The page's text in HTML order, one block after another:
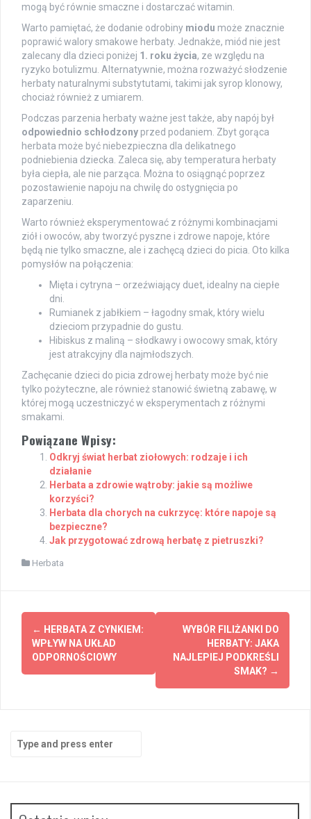
mogą być równie smaczne i dostarczać witamin.
Warto pamiętać, że dodanie odrobiny miodu może znacznie
poprawić walory smakowe herbaty. Jednakże, miód nie jest
zalecany dla dzieci poniżej 1. roku życia, ze względu na
ryzyko botulizmu. Alternatywnie, można rozważyć słodzenie
herbaty naturalnymi substytutami, takimi jak syrop klonowy,
chociaż również z umiarem.
Podczas parzenia herbaty ważne jest także, aby napój był
odpowiednio schłodzony przed podaniem. Zbyt gorąca
herbata może być niebezpieczna dla delikatnego
podniebienia dziecka. Zaleca się, aby temperatura herbaty
była ciepła, ale nie parząca. Można to osiągnąć poprzez
pozostawienie napoju na chwilę do ostygnięcia po
zaparzeniu.
Warto również eksperymentować z różnymi kombinacjami
ziół i owoców, aby tworzyć pyszne i zdrowe napoje, które
będą nie tylko smaczne, ale i zachęcą dzieci do picia. Oto kilka
pomysłów na połączenia:
Mięta i cytryna – orzeźwiający duet, idealny na ciepłe
dni.
Rumianek z jabłkiem – łagodny smak, który wielu
dzieciom przypadnie do gustu.
Hibiskus z maliną – słodkawy i owocowy smak, który
jest atrakcyjny dla najmłodszych.
Zachęcanie dzieci do picia zdrowej herbaty może być nie
tylko pożyteczne, ale również stanowić świetną zabawę, w
której mogą uczestniczyć w eksperymentach z różnymi
smakami.
Powiązane Wpisy:
Odkryj świat herbat ziołowych: rodzaje i ich
działanie
Herbata a zdrowie wątroby: jakie są możliwe
korzyści?
Herbata dla chorych na cukrzycę: które napoje są
bezpieczne?
Jak przygotować zdrową herbatę z pietruszki?
Herbata
Post
navigation
← HERBATA Z CYNKIEM:
WPŁYW NA UKŁAD
ODPORNOŚCIOWY
WYBÓR FILIŻANKI DO
HERBATY: JAKA
NAJLEPIEJ PODKREŚLI
SMAK? →
for: